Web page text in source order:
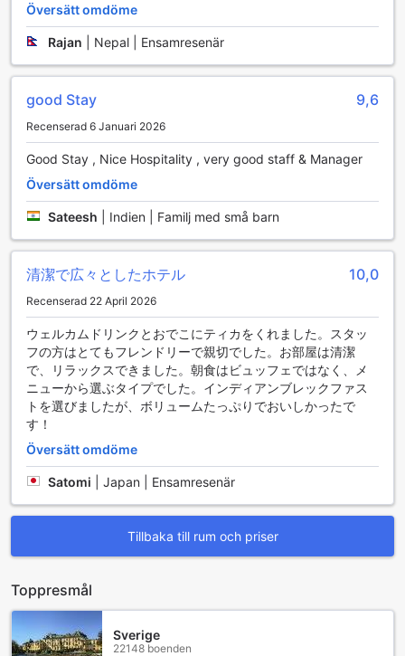
Översätt omdöme
Rajan Nepal | Ensamresenär
good Stay 9,6
Recenserad 6 Januari 2026
Good Stay , Nice Hospitality , very good staff & Manager
Översätt omdöme
Sateesh Indien | Familj med små barn
清潔で広々としたホテル 10,0
Recenserad 22 April 2026
ウェルカムドリンクとおでこにティカをくれました。スタッ
フの方はとてもフレンドリーで親切でした。お部屋は清潔
で、リラックスできました。朝食はビュッフェではなく、メ
ニューから選ぶタイプでした。インディアンブレックファス
トを選びましたが、ボリュームたっぷりでおいしかったで
す！
Översätt omdöme
Satomi Japan | Ensamresenär
Tillbaka till rum och priser
Toppresmål
Sverige
22148 boenden